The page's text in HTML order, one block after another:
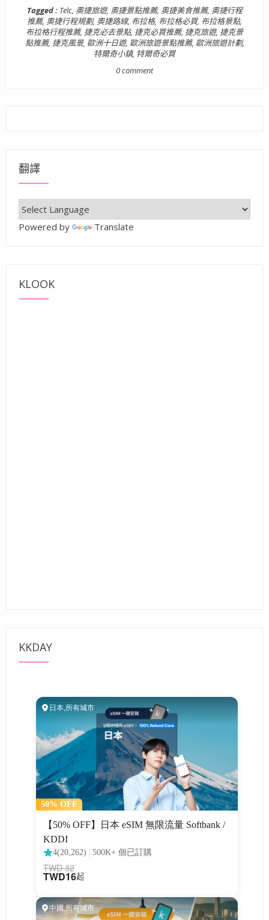
Tagged : Telc, 奧捷旅遊, 奧捷景點推薦, 奧捷美食推薦, 奧捷行程
推薦, 奧捷行程規劃, 奧捷路線, 布拉格, 布拉格必買, 布拉格景點,
布拉格行程推薦, 捷克必去景點, 捷克必買推薦, 捷克旅遊, 捷克景
點推薦, 捷克風景, 歐洲十日遊, 歐洲旅遊景點推薦, 歐洲旅遊計劃,
特爾奇小鎮, 特爾奇必買
0 comment
翻譯
Powered by Translate
KLOOK
KKDAY